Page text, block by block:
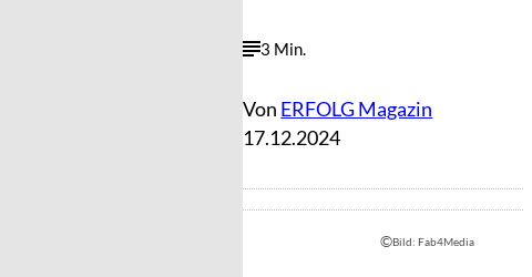
3 Min.
Von ERFOLG Magazin
17.12.2024
©Bild: Fab4Media